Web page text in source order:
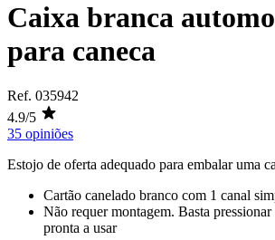
Caixa branca
para caneca
Ref. 035942
4.9/5
35 opiniões
Estojo de oferta adequado para embalar uma
Cartão canelado branco com 1 canal
Não requer montagem. Basta pressionar
pronta a usar